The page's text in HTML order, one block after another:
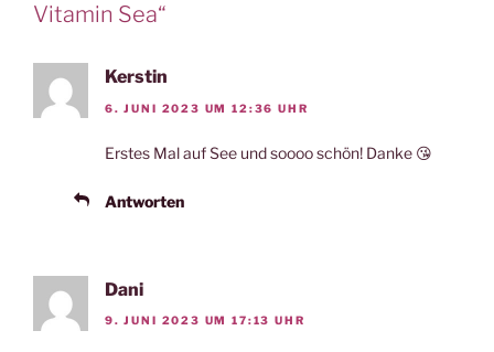
Vitamin Sea“
Kerstin
6. JUNI 2023 UM 12:36 UHR
Erstes Mal auf See und soooo schön! Danke 😘
Antworten
Dani
9. JUNI 2023 UM 17:13 UHR